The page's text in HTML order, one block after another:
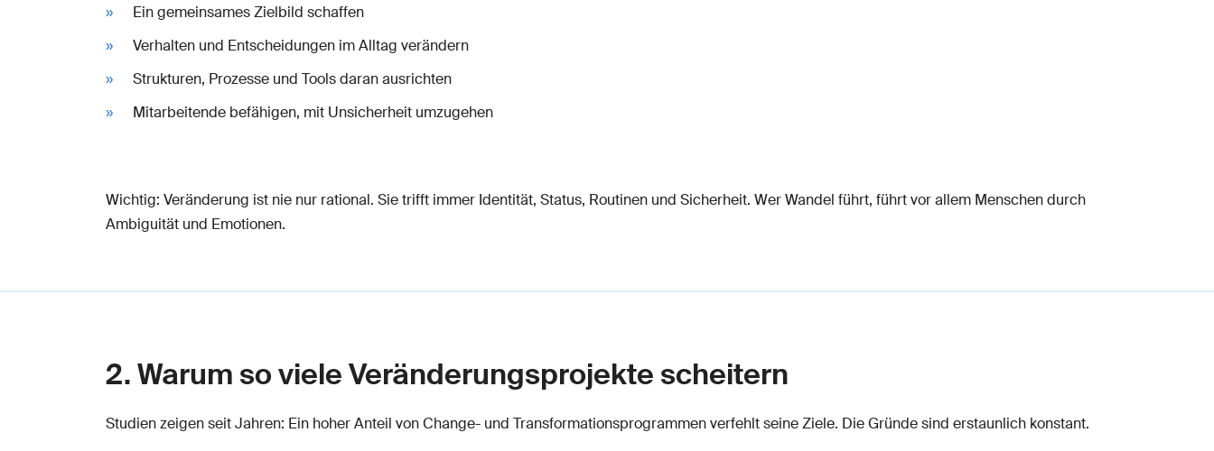
Ein gemeinsames Zielbild schaffen
Verhalten und Entscheidungen im Alltag verändern
Strukturen, Prozesse und Tools daran ausrichten
Mitarbeitende befähigen, mit Unsicherheit umzugehen
Wichtig: Veränderung ist nie nur rational. Sie trifft immer Identität, Status, Routinen und Sicherheit. Wer Wandel führt, führt vor allem Menschen durch
Ambiguität und Emotionen.
2. Warum so viele Veränderungsprojekte scheitern
Studien zeigen seit Jahren: Ein hoher Anteil von Change- und Transformationsprogrammen verfehlt seine Ziele. Die Gründe sind erstaunlich konstant.